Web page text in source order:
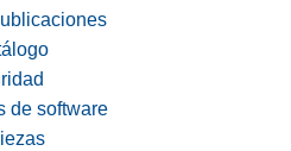
de software